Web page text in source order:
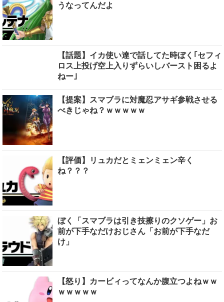
うなってんだよ
【話題】イカ使い達で話してた時ぼく｢セフィ
ロス上投げ空上入りずらいしバースト困るよ
ねー｣
【提案】スマブラに対魔忍アサギ参戦させる
べきじゃね？ｗｗｗｗｗ
【評価】リュカだとミェンミェン辛く
ね？？？
ぼく「スマブラは引き技擦りのクソゲー」お
前が下手なだけおじさん「お前が下手なだ
け」
【怒り】カービィってなんか腹立つよねｗｗ
ｗｗｗｗｗ